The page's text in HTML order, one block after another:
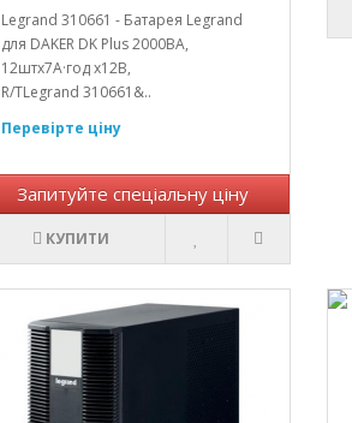
Legrand 310661 - Батарея Legrand
для DAKER DK Plus 2000ВА,
12штх7А·год х12В,
R/TLegrand 310661&..
Перевірте ціну
Запитуйте спеціальну ціну
КУПИТИ